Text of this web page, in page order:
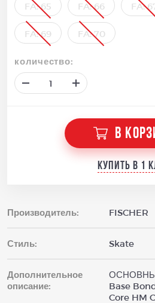
FA: 65 FA: 66 FA:
FA: 69 FA: 70
количество:
В
Купить в 1
Производитель: FISCHER
Стиль: Skate
Дополнительное
описание:
Base
Core HM